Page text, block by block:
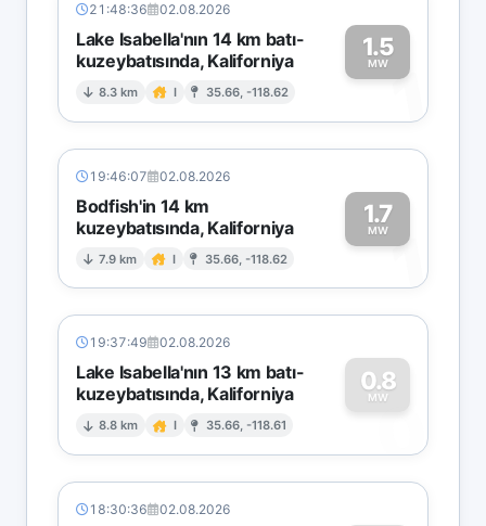
21:48:36 02.08.2026
Lake Isabella'nın 14 km batı-
kuzeybatısında, Kaliforniya
8.3 km I 35.66, -118.62
1.5
MW1
19:46:07 02.08.2026
Bodfish'in 14 km
kuzeybatısında, Kaliforniya
7.9 km I 35.66, -118.62
1.7
MW1
19:37:49 02.08.2026
Lake Isabella'nın 13 km batı-
kuzeybatısında, Kaliforniya
8.8 km I 35.66, -118.61
0.8
MW
0
18:30:36 02.08.2026